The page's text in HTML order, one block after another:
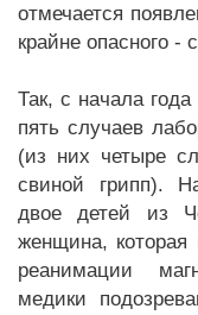
отмечается
крайне опасного -
Так, с начала
пять случаев
(из них четыре
свиной грипп).
двое детей из
женщина,
реанимации
медики